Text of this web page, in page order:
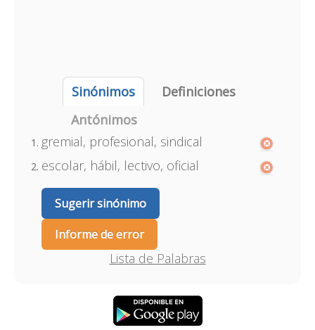
Sinónimos
Definiciones
Antónimos
gremial, profesional, sindical
escolar, hábil, lectivo, oficial
Sugerir sinónimo
Informe de error
Lista de Palabras